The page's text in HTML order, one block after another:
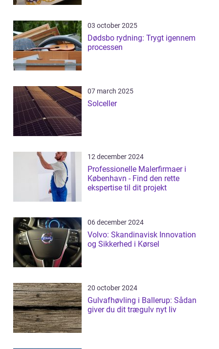
03 october 2025
Dødsbo rydning: Trygt igennem
processen
07 march 2025
Solceller
12 december 2024
Professionelle Malerfirmaer i
København - Find den rette
ekspertise til dit projekt
06 december 2024
Volvo: Skandinavisk Innovation
og Sikkerhed i Kørsel
20 october 2024
Gulvafhøvling i Ballerup: Sådan
giver du dit trægulv nyt liv